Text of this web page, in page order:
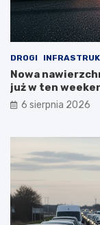
DROGI
Nowa
już w ten
6 sierpnia 2026